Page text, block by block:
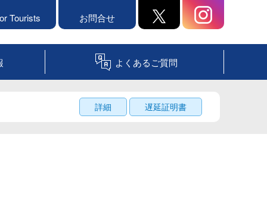
Tourists お問合せ
よくあるご質問
詳細 遅延証明書